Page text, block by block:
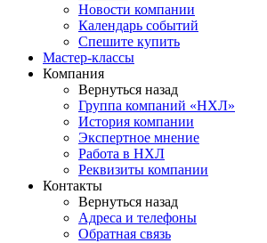
Новости компании
Календарь событий
Спешите купить
Мастер-классы
Компания
Вернуться назад
Группа компаний «НХЛ»
История компании
Экспертное мнение
Работа в НХЛ
Реквизиты компании
Контакты
Вернуться назад
Адреса и телефоны
Обратная связь